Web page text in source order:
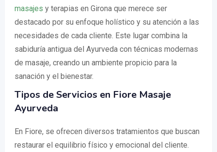
masajes y terapias en Girona que merece ser
destacado por su enfoque holístico y su atención a las
necesidades de cada cliente. Este lugar combina la
sabiduría antigua del Ayurveda con técnicas modernas
de masaje, creando un ambiente propicio para la
sanación y el bienestar.
Tipos de Servicios en Fiore Masaje
Ayurveda
En Fiore, se ofrecen diversos tratamientos que buscan
restaurar el equilibrio físico y emocional del cliente.